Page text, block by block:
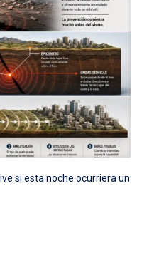
si esta noche ocurriera un